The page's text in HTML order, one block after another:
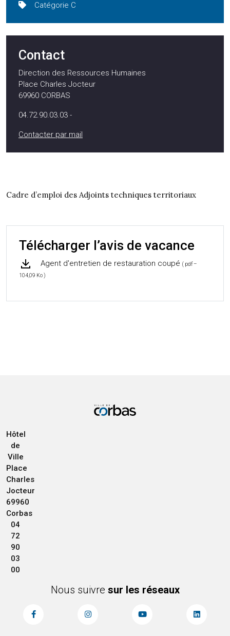
Catégorie C
Contact
Direction des Ressources Humaines
Place Charles Jocteur
69960 CORBAS
04.72.90.03.03 -
Contacter par mail
Cadre d’emploi des Adjoints techniques territoriaux
Télécharger l’avis de vacance
Agent d'entretien de restauration coupé ( pdf –
104,09 Ko )
Hôtel
de
Ville
Place
Charles
Jocteur
69960
Corbas
04
72
90
03
00
Nous suivre sur les réseaux